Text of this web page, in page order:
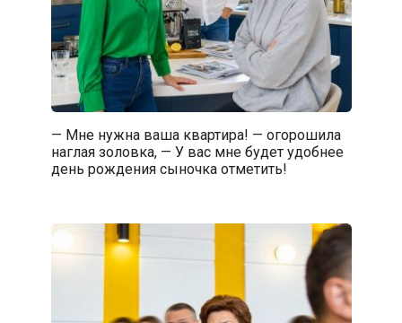
— Мне нужна ваша квартира! — огорошила
наглая золовка, — У вас мне будет удобнее
день рождения сыночка отметить!